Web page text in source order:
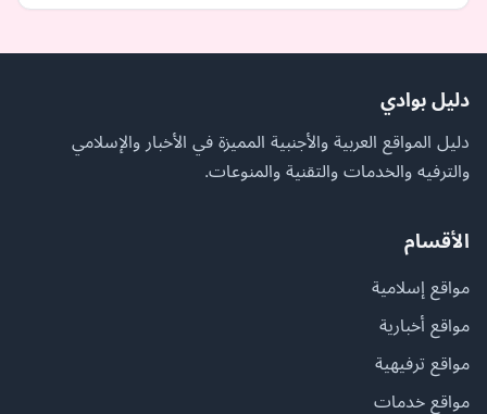
دليل بوادي
دليل المواقع العربية والأجنبية المميزة في الأخبار والإسلامي
والترفيه والخدمات والتقنية والمنوعات.
الأقسام
مواقع إسلامية
مواقع أخبارية
مواقع ترفيهية
مواقع خدمات